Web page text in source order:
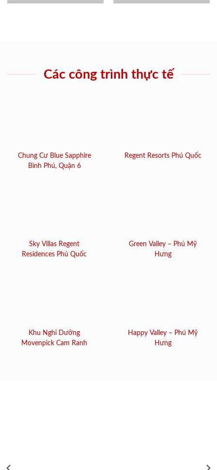
Các công trình thực tế
Chung Cư Blue Sapphire
Bình Phú, Quận 6
Regent Resorts Phú Quốc
Sky Villas Regent
Residences Phú Quốc
Green Valley – Phú Mỹ
Hưng
Khu Nghỉ Dưỡng
Movenpick Cam Ranh
Happy Valley – Phú Mỹ
Hưng